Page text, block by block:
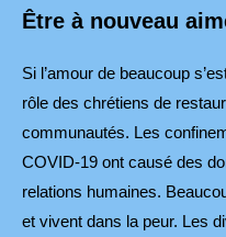
Être à nouveau
Si l’amour de beaucoup
rôle des chrétiens de
communautés. Les
COVID-19 ont causé des
relations humaines.
et vivent dans la peur. Les